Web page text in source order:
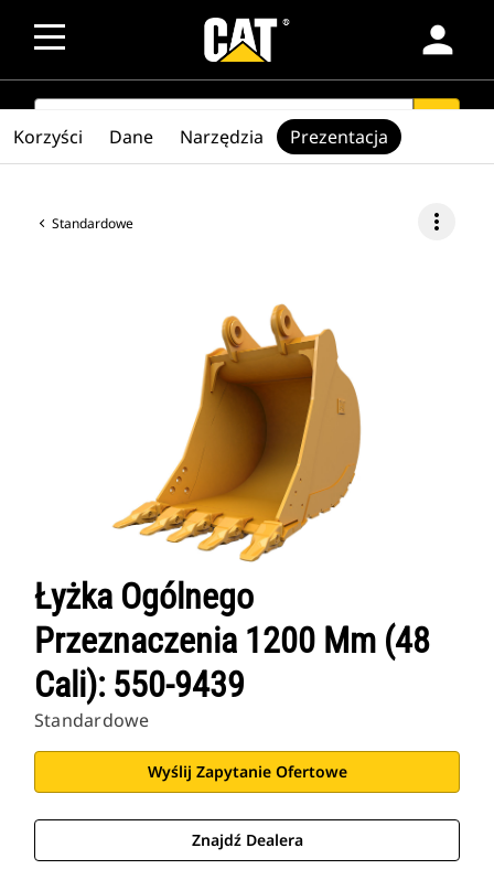
person
SEARCH
Standardowe more_vert
Łyżka Ogólnego
Przeznaczenia 1200 Mm (48
Cali): 550-9439
Standardowe
Wyślij Zapytanie Ofertowe
Znajdź Dealera
Korzyści Dane Narzędzia Prezentacja